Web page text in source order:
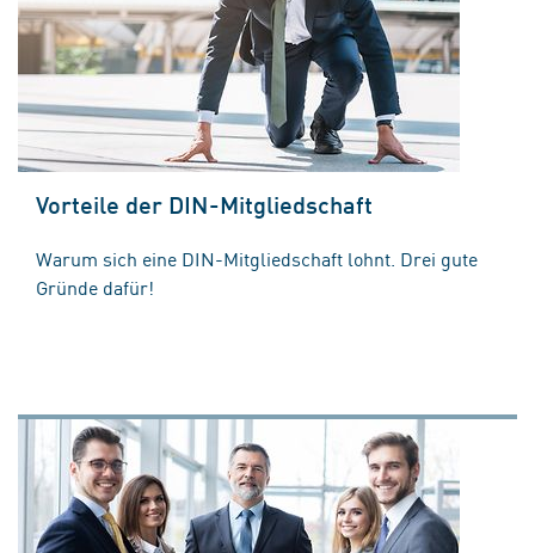
Vorteile der DIN-Mitgliedschaft
Warum sich eine DIN-Mitgliedschaft lohnt. Drei gute
Gründe dafür!